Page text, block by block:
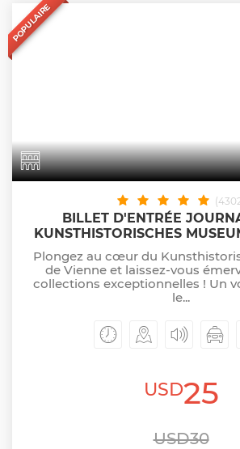
POPULAIRE
BILLET D'ENTRÉE
KUNSTHISTORISCHES
Plongez au cœur du
de Vienne et laissez-vous
collections exceptionnelles ! Un
le...
USD25
USD30